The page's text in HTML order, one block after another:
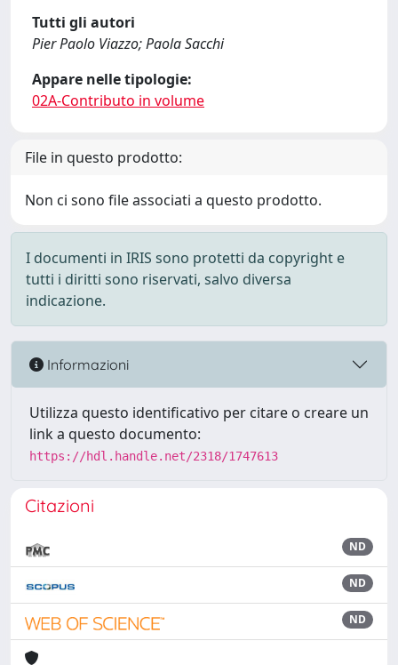
Tutti gli autori
Pier Paolo Viazzo; Paola Sacchi
Appare nelle tipologie:
02A-Contributo in volume
File in questo prodotto:
Non ci sono file associati a questo prodotto.
I documenti in IRIS sono protetti da copyright e
tutti i diritti sono riservati, salvo diversa
indicazione.
Informazioni
Utilizza questo identificativo per citare o creare un
link a questo documento:
https://hdl.handle.net/2318/1747613
Citazioni
ND
ND
ND